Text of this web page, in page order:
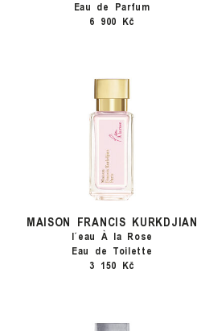
Eau de Parfum
6 900 Kč
MAISON FRANCIS KURKDJIAN
l´eau À la Rose
Eau de Toilette
3 150 Kč